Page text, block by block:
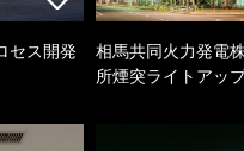
セス開発
相馬共同火力発電
所煙突ライトアッ